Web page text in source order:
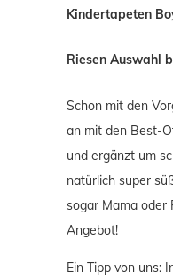
Kindertapeten
Riesen Auswahl
Schon mit den
an mit den Best-
und ergänzt um
natürlich super
sogar Mama oder
Angebot!
Ein Tipp von uns: